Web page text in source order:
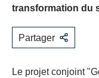
transformation du
Partager
Le projet conjoint